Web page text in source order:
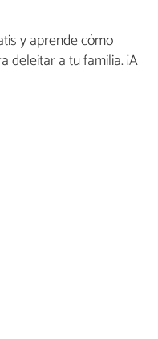
y aprende cómo
deleitar a tu familia. ¡A